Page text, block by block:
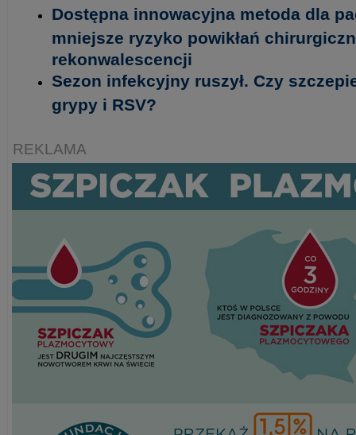
Dostępna innowacyjna metoda dla
mniejsze ryzyko powikłań
rekonwalescencji
Sezon infekcyjny ruszył. Czy
grypy i RSV?
REKLAMA